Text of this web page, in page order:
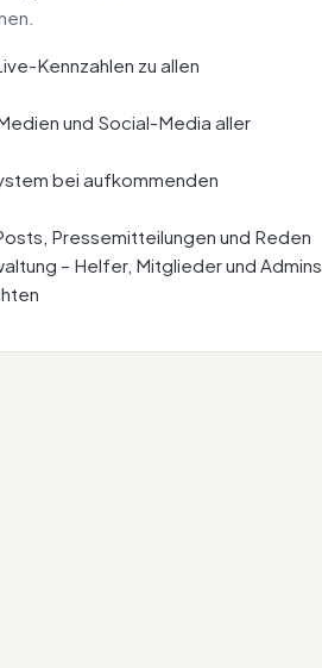
Kennzahlen zu allen
und Social-Media aller
bei aufkommenden
Pressemitteilungen und Reden
– Helfer, Mitglieder und Admins